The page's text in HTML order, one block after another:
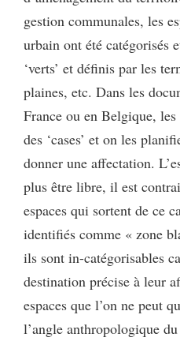
gestion communales, les
urbain ont été catégorisés
‘verts’ et définis par les
plaines, etc. Dans les
France ou en Belgique, les
des ‘cases’ et on les
donner une affectation.
plus être libre, il est
espaces qui sortent de ce
identifiés comme « zone
ils sont in-catégorisables
destination précise à leur
espaces que l’on ne peut
l’angle anthropologique